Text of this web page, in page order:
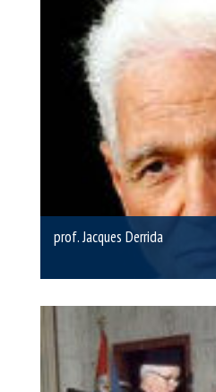
prof. Jacques Derrida